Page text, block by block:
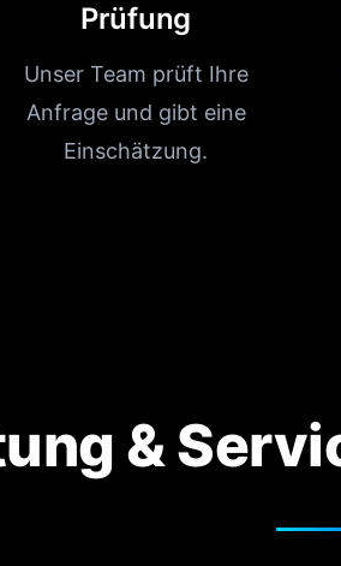
Prüfung
Unser Team prüft Ihre
Anfrage und gibt eine
Einschätzung.
&